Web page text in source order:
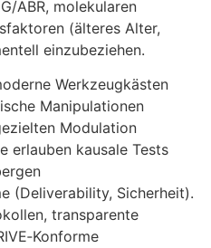
ABR, molekularen
(älteres Alter,
einzubeziehen.
Werkzeugkästen
Manipulationen
Modulation
erlauben kausale Tests
(Deliverability, Sicherheit).
transparente